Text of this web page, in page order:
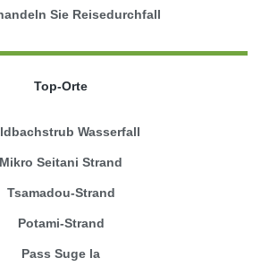
Sie Reisedurchfall
Top-Orte
Wasserfall
Mikro Seitani Strand
Tsamadou-Strand
Potami-Strand
Pass Suge la